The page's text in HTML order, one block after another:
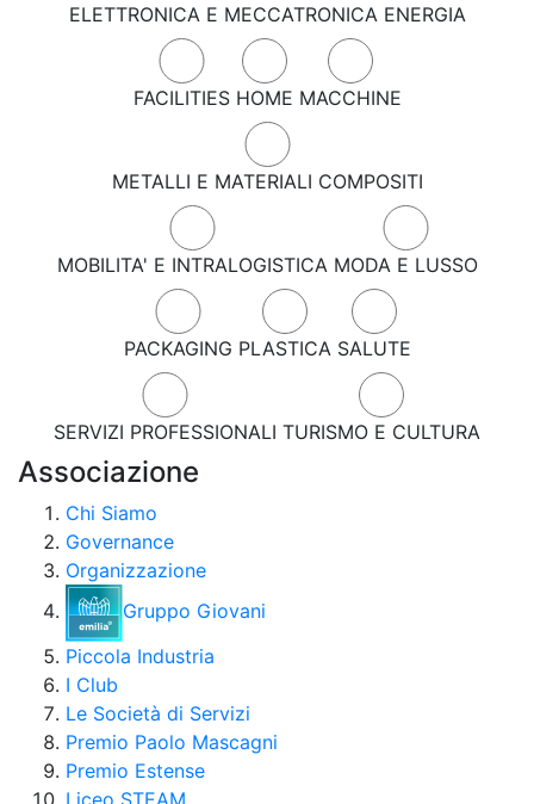
ELETTRONICA E MECCATRONICA ENERGIA
FACILITIES HOME MACCHINE
METALLI E MATERIALI COMPOSITI
MOBILITA' E INTRALOGISTICA MODA E LUSSO
PACKAGING PLASTICA SALUTE
SERVIZI PROFESSIONALI TURISMO E CULTURA
Associazione
Chi Siamo
Governance
Organizzazione
Gruppo Giovani
Piccola Industria
I Club
Le Società di Servizi
Premio Paolo Mascagni
Premio Estense
Liceo STEAM